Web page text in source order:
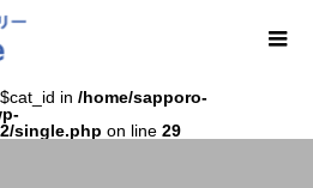
in /home/sapporo-
single.php on line 29